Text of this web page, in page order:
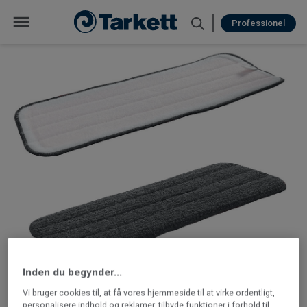
Professionel
Inden du begynder...
Vi bruger cookies til, at få vores hjemmeside til at virke ordentligt,
personalisere indhold og reklamer, tilbyde funktioner i forhold til